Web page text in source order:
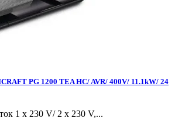
PG 1200 TEA HC/ AVR/ 400V/ 11.1kW/ 24
1 x 230 V/ 2 x 230 V,...